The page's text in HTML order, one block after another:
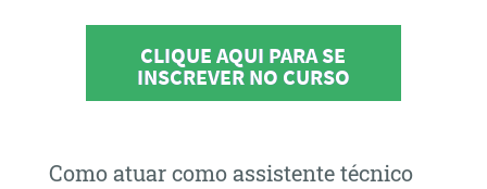
CLIQUE AQUI PARA SE
INSCREVER NO CURSO
Como atuar como assistente técnico